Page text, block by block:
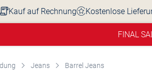
Kauf auf Rechnung Kostenlose
FINAL
Jeans Barrel Jeans